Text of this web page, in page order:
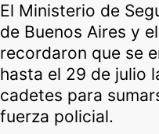
El Ministerio de
de Buenos Aires y
recordaron que se
hasta el 29 de julio
cadetes para
fuerza policial.